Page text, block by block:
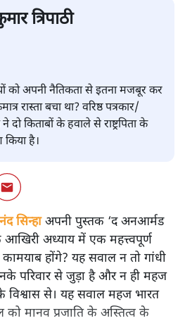
त्रिपाठी
को अपनी नैतिकता से इतना मजबूर कर
रास्ता बचा था? वरिष्ठ पत्रकार/
किताबों के हवाले से राष्ट्रपिता के
है।
सिन्हाअपनी पुस्तक ‘द अनआर्मड
आखिरी अध्याय में एक महत्त्वपूर्ण
होंगे? यह सवाल न तो गांधी
परिवार से जुड़ा है और न ही महज
के विश्वास से। यह सवाल महज भारत
मानव प्रजाति के अस्तित्व के